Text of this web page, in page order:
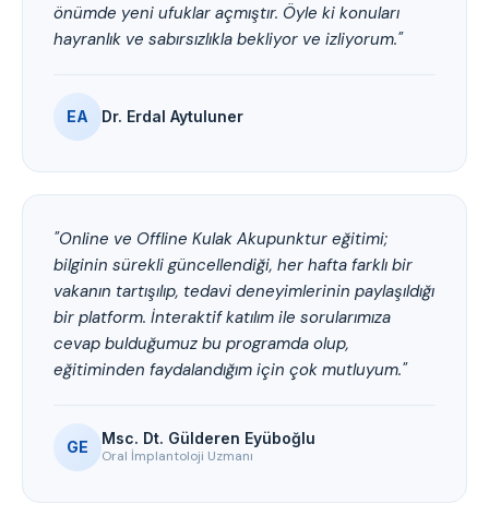
önümde yeni ufuklar açmıştır. Öyle ki konuları
hayranlık ve sabırsızlıkla bekliyor ve izliyorum."
EA Dr. Erdal Aytuluner
"Online ve Offline Kulak Akupunktur eğitimi;
bilginin sürekli güncellendiği, her hafta farklı bir
vakanın tartışılıp, tedavi deneyimlerinin paylaşıldığı
bir platform. İnteraktif katılım ile sorularımıza
cevap bulduğumuz bu programda olup,
eğitiminden faydalandığım için çok mutluyum."
GE Msc. Dt. Gülderen Eyüboğlu
Oral İmplantoloji Uzmanı